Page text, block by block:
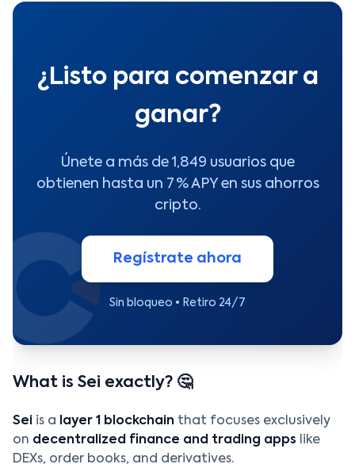
¿Listo para comenzar a
ganar?
Únete a más de 1,849 usuarios que
obtienen hasta un 7 % APY en sus ahorros
cripto.
Regístrate ahora
Sin bloqueo • Retiro 24/7
What is Sei exactly? 🤔
Sei is a layer 1 blockchain that focuses exclusively
on decentralized finance and trading apps like
DEXs, order books, and derivatives.